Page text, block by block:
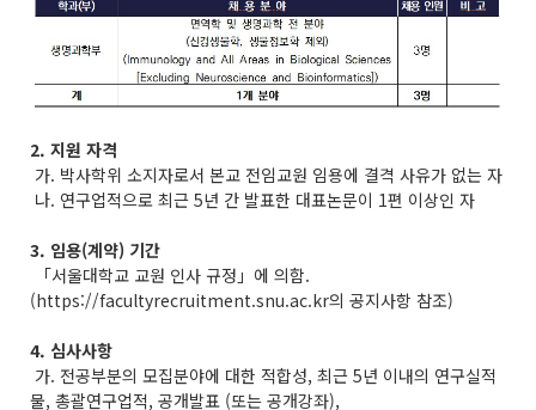
2. 지원 자격
가. 박사학위 소지자로서 본교 전임교원 임용에 결격 사유가 없는 자
나. 연구업적으로 최근 5년 간 발표한 대표논문이 1편 이상인 자
3. 임용(계약) 기간
「서울대학교 교원 인사 규정」에 의함.
(https://facultyrecruitment.snu.ac.kr의 공지사항 참조)
4. 심사사항
가. 전공부분의 모집분야에 대한 적합성, 최근 5년 이내의 연구실적
물, 총괄연구업적, 공개발표 (또는 공개강좌),